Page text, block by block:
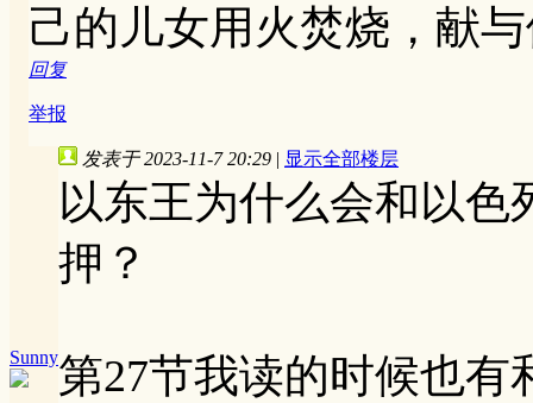
己的儿女用火焚烧，献
回复
举报
Sunny
发表于 2023-11-7 20:29 | 显示全部楼层
以东王为什么会和以色
押？
第27节我读的时候也